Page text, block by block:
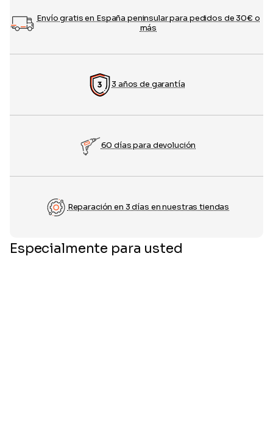
Envío gratis en España peninsular para pedidos de 30€ o
más
3 años de garantía
60 días para devolución
Reparación en 3 días en nuestras tiendas
Especialmente para usted